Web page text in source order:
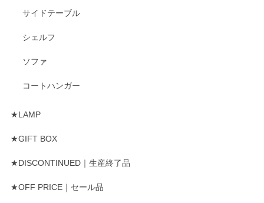
サイドテーブル
シェルフ
ソファ
コートハンガー
★LAMP
★GIFT BOX
★DISCONTINUED｜生産終了品
★OFF PRICE｜セール品